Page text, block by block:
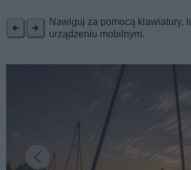
Nawiguj za pomocą klawiatury,
urządzeniu mobilnym.